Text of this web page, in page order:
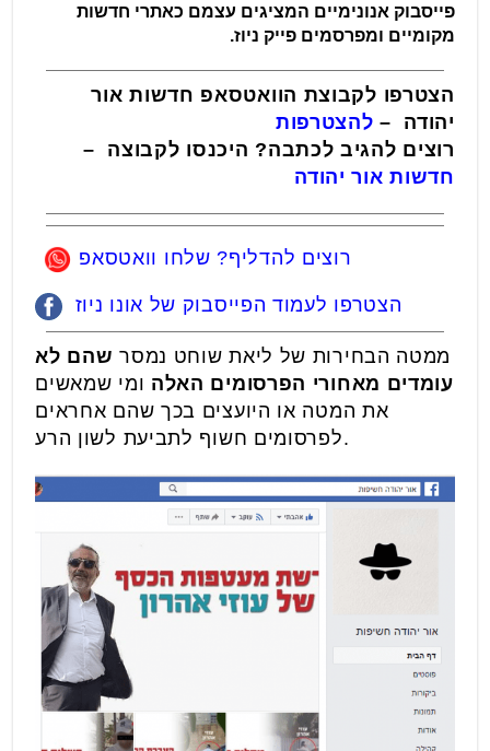
פייסבוק אנונימיים המציגים עצמם כאתרי חדשות
מקומיים ומפרסמים פייק ניוז.
הצטרפו לקבוצת הוואטסאפ חדשות אור
יהודה – להצטרפות
רוצים להגיב לכתבה? היכנסו לקבוצה –
חדשות אור יהודה
רוצים להדליף? שלחו וואטסאפ
הצטרפו לעמוד הפייסבוק של אונו ניוז
ממטה הבחירות של ליאת שוחט נמסר שהם לא
עומדים מאחורי הפרסומים האלה ומי שמאשים
את המטה או היועצים בכך שהם אחראים
לפרסומים חשוף לתביעת לשון הרע.